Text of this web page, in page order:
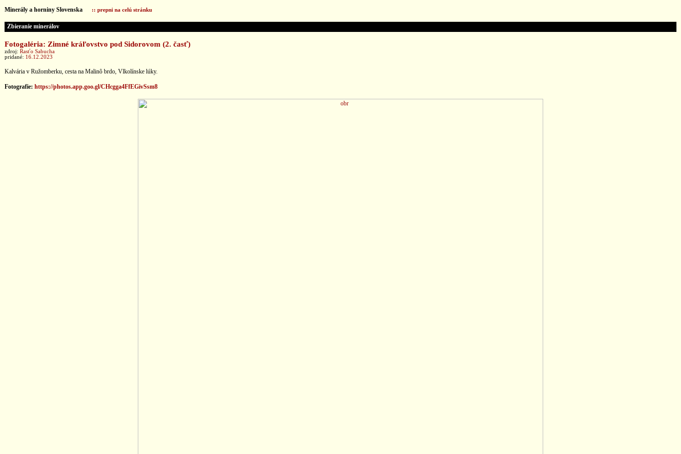
Minerály a horniny Slovenska :: prepni na celú stránku
Zbieranie minerálov
Fotogaléria: Zimné kráľovstvo pod Sidorovom (2. časť)
zdroj: Rasťo Sabucha
pridané: 16.12.2023
Kalvária v Ružomberku, cesta na Malinô brdo, Vlkolínske lúky.
Fotografie: https://photos.app.goo.gl/CHcgga4FfEGivSsm8